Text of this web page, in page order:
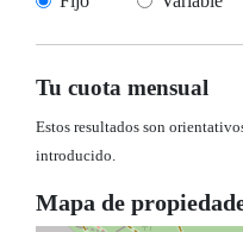
Tu cuota mensual
Estos resultados son
introducido.
Mapa de